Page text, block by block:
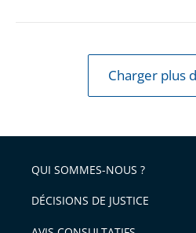
Charger plus
QUI SOMMES-NOUS ?
DÉCISIONS DE JUSTICE